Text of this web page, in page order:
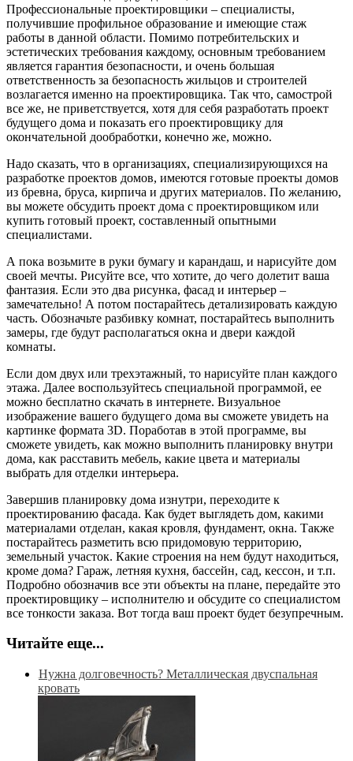
Профессиональные проектировщики – специалисты,
получившие профильное образование и имеющие стаж
работы в данной области. Помимо потребительских и
эстетических требования каждому, основным требованием
является гарантия безопасности, и очень большая
ответственность за безопасность жильцов и строителей
возлагается именно на проектировщика. Так что, самострой
все же, не приветствуется, хотя для себя разработать проект
будущего дома и показать его проектировщику для
окончательной дообработки, конечно же, можно.
Надо сказать, что в организациях, специализирующихся на
разработке проектов домов, имеются готовые проекты домов
из бревна, бруса, кирпича и других материалов. По желанию,
вы можете обсудить проект дома с проектировщиком или
купить готовый проект, составленный опытными
специалистами.
А пока возьмите в руки бумагу и карандаш, и нарисуйте дом
своей мечты. Рисуйте все, что хотите, до чего долетит ваша
фантазия. Если это два рисунка, фасад и интерьер –
замечательно! А потом постарайтесь детализировать каждую
часть. Обозначьте разбивку комнат, постарайтесь выполнить
замеры, где будут располагаться окна и двери каждой
комнаты.
Если дом двух или трехэтажный, то нарисуйте план каждого
этажа. Далее воспользуйтесь специальной программой, ее
можно бесплатно скачать в интернете. Визуальное
изображение вашего будущего дома вы сможете увидеть на
картинке формата 3D. Поработав в этой программе, вы
сможете увидеть, как можно выполнить планировку внутри
дома, как расставить мебель, какие цвета и материалы
выбрать для отделки интерьера.
Завершив планировку дома изнутри, переходите к
проектированию фасада. Как будет выглядеть дом, какими
материалами отделан, какая кровля, фундамент, окна. Также
постарайтесь разметить всю придомовую территорию,
земельный участок. Какие строения на нем будут находиться,
кроме дома? Гараж, летняя кухня, бассейн, сад, кессон, и т.п.
Подробно обозначив все эти объекты на плане, передайте это
проектировщику – исполнителю и обсудите со специалистом
все тонкости заказа. Вот тогда ваш проект будет безупречным.
Читайте еще...
Нужна долговечность? Металлическая двуспальная
кровать